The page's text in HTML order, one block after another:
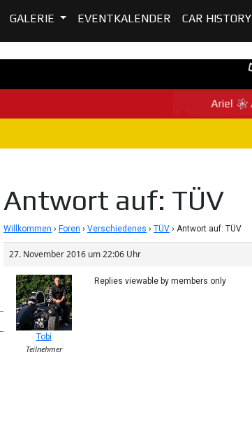
GALERIE EVENTKALENDER CAR HISTORY
Antwort auf: TÜV
Willkommen › Foren › Verschiedenes › TÜV › Antwort auf: TÜV
27. November 2016 um 22:06 Uhr
Tobi
Teilnehmer
Replies viewable by members only